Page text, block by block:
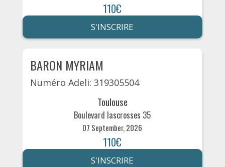
110€
S'INSCRIRE
BARON MYRIAM
Numéro Adeli: 319305504
Toulouse
Boulevard lascrosses 35
07 September, 2026
110€
S'INSCRIRE